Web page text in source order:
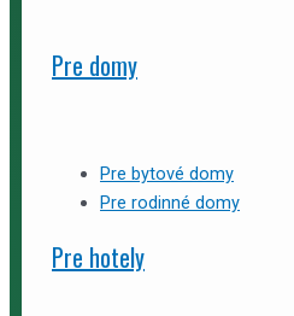
Pre domy
Pre bytové domy
Pre rodinné domy
Pre hotely